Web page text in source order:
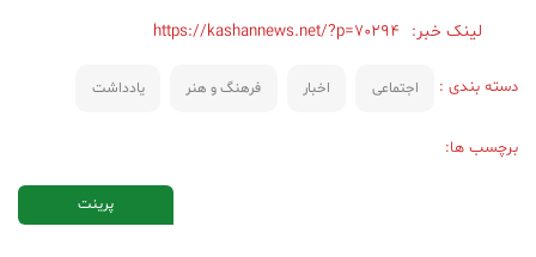
لینک خبر: https://kashannews.net/?p=70294
دسته بندی : اجتماعی اخبار فرهنگ و هنر یادداشت
برچسب ها:
پرینت